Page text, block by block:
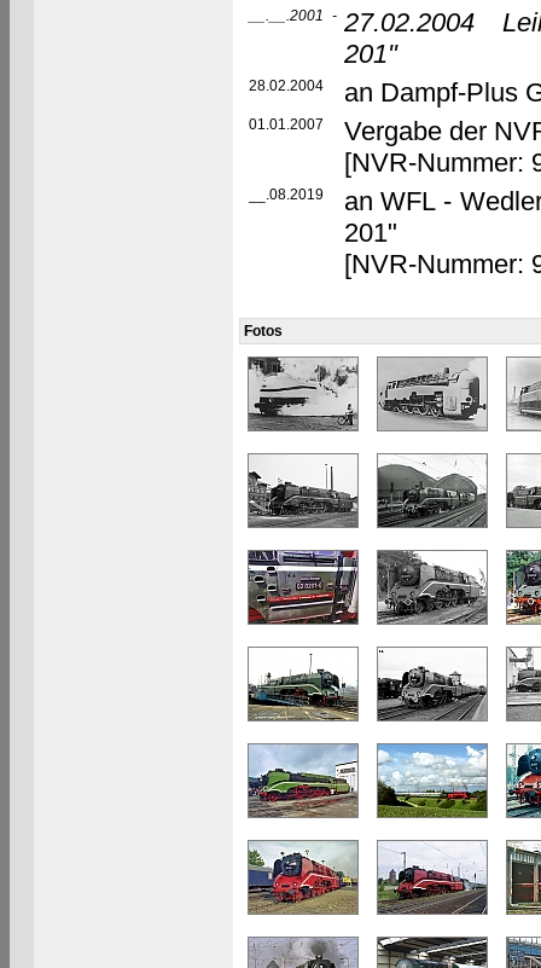
__.__.2001 - 27.02.2004
201"
28.02.2004 an Dampf-Plus
01.01.2007
Vergabe der
[NVR-Nummer:
__.08.2019
an WFL -
201"
[NVR-Nummer:
Fotos